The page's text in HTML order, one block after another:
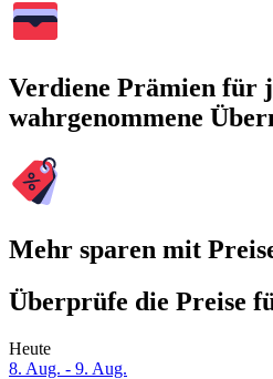
Verdiene Prämien für
wahrgenommene
Mehr sparen mit
Überprüfe die Preise
Heute
8. Aug. - 9. Aug.